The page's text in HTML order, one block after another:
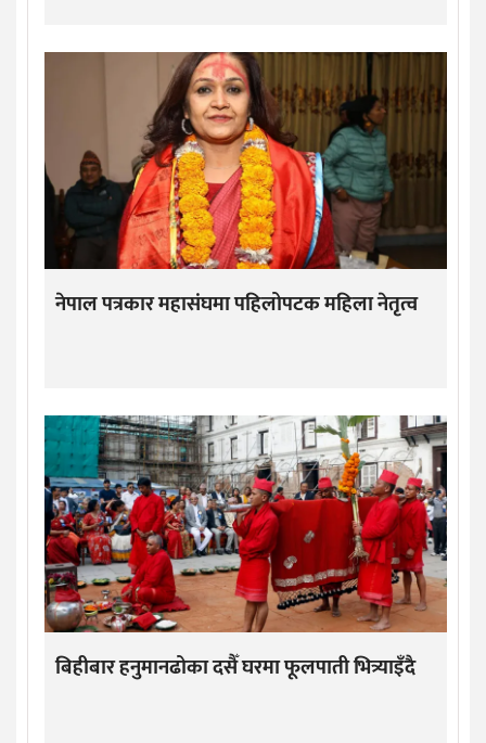
नेपाल पत्रकार महासंघमा पहिलोपटक महिला नेतृत्व
बिहीबार हनुमानढोका दसैँ घरमा फूलपाती भित्र्याइँदै